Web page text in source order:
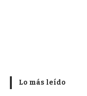
Lo más leído